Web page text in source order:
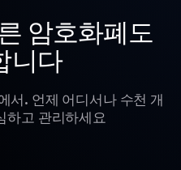
암호화폐도
니다
서. 언제 어디서나 수천 개
하고 관리하세요